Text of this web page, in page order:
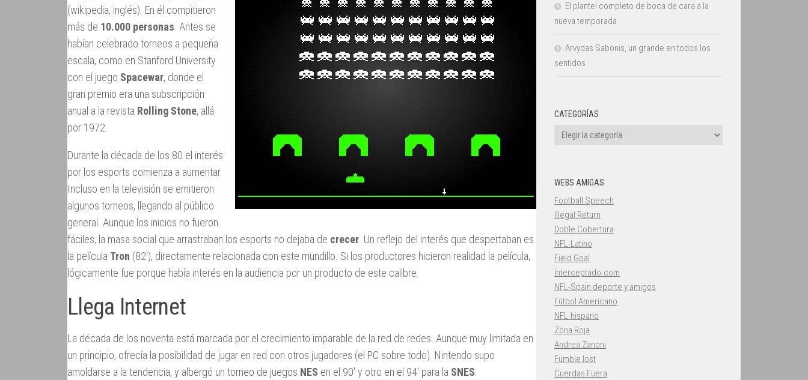
(wikipedia, inglés). En él compitieron
más de 10.000 personas . Antes se
habían celebrado torneos a pequeña
escala, como en Stanford University
con el juego Spacewar, donde el
gran premio era una subscripción
anual a la revista Rolling Stone, allá
por 1972.
Durante la década de los 80 el interés
por los esports comienza a aumentar.
Incluso en la televisión se emitieron
algunos torneos, llegando al público
general. Aunque los inicios no fueron
fáciles, la masa social que arrastraban los esports no dejaba de crecer . Un reflejo del interés que despertaban es
la película Tron (82′), directamente relacionada con este mundillo. Si los productores hicieron realidad la película,
lógicamente fue porque había interés en la audiencia por un producto de este calibre.
Llega Internet
La década de los noventa está marcada por el crecimiento imparable de la red de redes. Aunque muy limitada en
un principio, ofrecía la posibilidad de jugar en red con otros jugadores (el PC sobre todo). Nintendo supo
amoldarse a la tendencia, y albergó un torneo de juegos NES en el 90′ y otro en el 94′ para la SNES
El plantel completo de boca de cara a la
nueva temporada
Arvydas Sabonis, un grande en todos los
sentidos
CATEGORÍAS
Categorías
WEBS AMIGAS
Football Speech
Illegal Return
Doble Cobertura
NFL-Latino
Field Goal
Interceptado.com
NFL-Spain deporte y amigos
Fútbol Americano
NFL-hispano
Zona Roja
Andrea Zanoni
Fumble lost
Cuerdas Fuera